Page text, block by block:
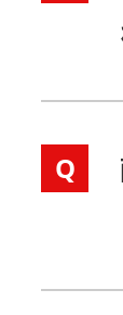
Q